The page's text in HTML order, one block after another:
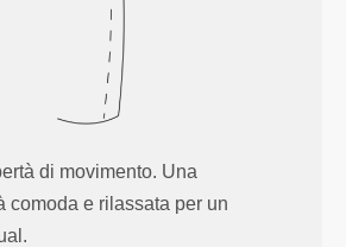
di movimento. Una
comoda e rilassata per un